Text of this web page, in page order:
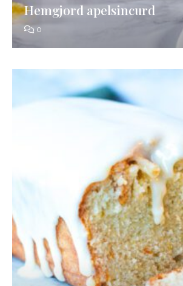
Hemgjord apelsincurd
0